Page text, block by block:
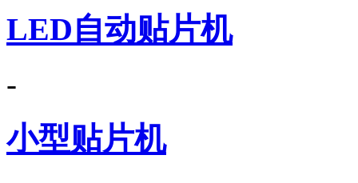
LED自动贴片机
-
小型贴片机